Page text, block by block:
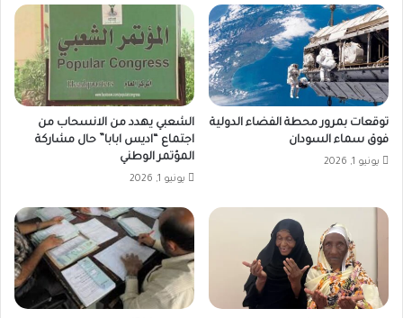
توقعات بمرور محطة الفضاء الدولية
فوق سماء السودان
يونيو 1, 2026
الشعبي يهدد من الانسحاب من
اجتماع “اديس ابابا” حال مشاركة
المؤتمر الوطني
يونيو 1, 2026